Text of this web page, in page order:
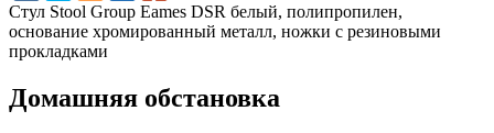
Стул Stool Group Eames DSR белый, полипропилен,
основание хромированный металл, ножки с резиновыми
прокладками
Домашняя обстановка